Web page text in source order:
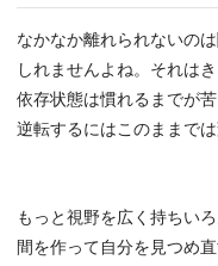
なかなか離れられないの
しれませんよね。それは
依存状態は慣れるまでが
逆転するにはこのままでは
もっと視野を広く持ちい
間を作って自分を見つめ